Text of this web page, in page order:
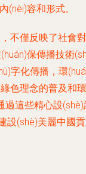
(nèi)容和形式。
不僅反映了社會對
保傳播技術
字化傳播，環
色理念的普及和環
過這些精心設(shè)
設(shè)美麗中國